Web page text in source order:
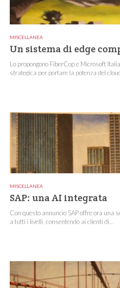
MISCELLANEA
Un sistema di edge
Lo propongono FiberCop e Microsoft
strategica per portare la potenza del cloud
MISCELLANEA
SAP: una AI integrata
Con questo annuncio SAP offre ora una
a tutti i livelli, consentendo ai clienti di...